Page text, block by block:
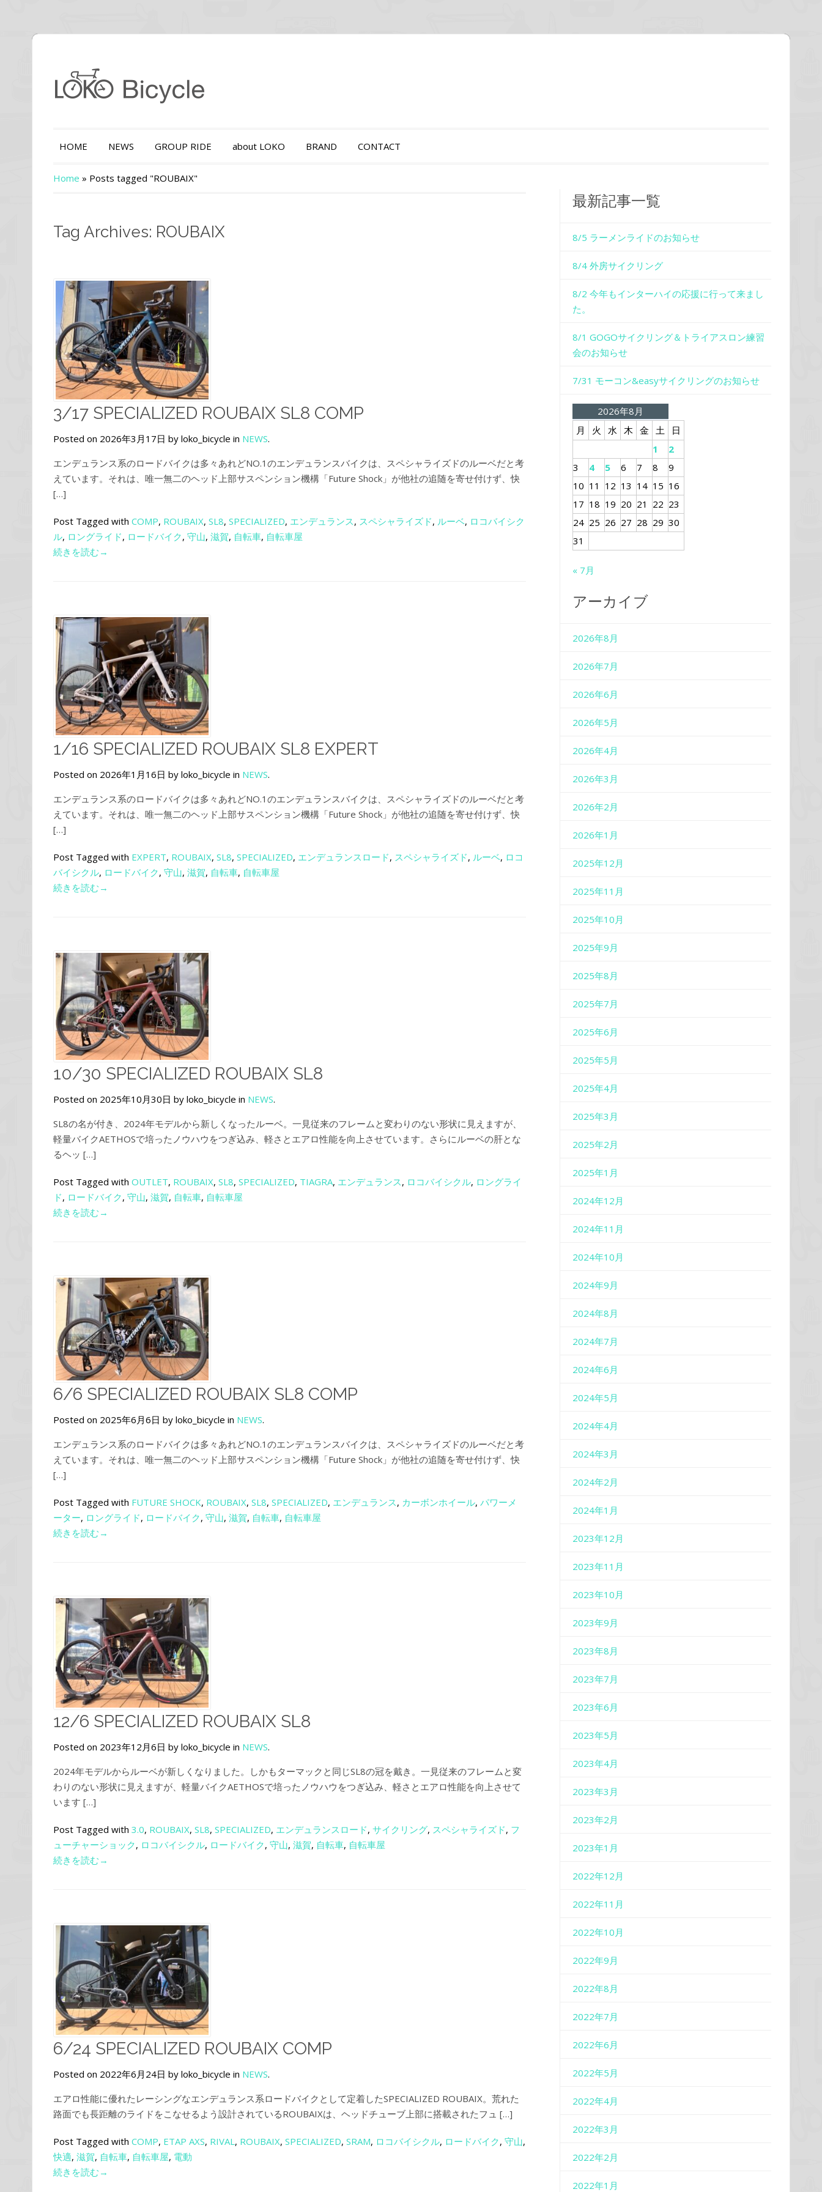
HOME NEWS GROUP RIDE about LOKO BRAND CONTACT
Home » Posts tagged "ROUBAIX"
Tag Archives: ROUBAIX
3/17 SPECIALIZED ROUBAIX SL8 COMP
Posted on 2026年3月17日 by loko_bicycle in NEWS.
エンデュランス系のロードバイクは多々あれどNO.1のエンデュランスバイクは、スペシャライズドのルーベだと考
えています。それは、唯一無二のヘッド上部サスペンション機構「Future Shock」が他社の追随を寄せ付けず、快
[…]
Post Tagged with COMP, ROUBAIX, SL8, SPECIALIZED, エンデュランス, スペシャライズド, ルーベ, ロコバイシク
ル, ロングライド, ロードバイク, 守山, 滋賀, 自転車, 自転車屋
続きを読む→
1/16 SPECIALIZED ROUBAIX SL8 EXPERT
Posted on 2026年1月16日 by loko_bicycle in NEWS.
エンデュランス系のロードバイクは多々あれどNO.1のエンデュランスバイクは、スペシャライズドのルーベだと考
えています。それは、唯一無二のヘッド上部サスペンション機構「Future Shock」が他社の追随を寄せ付けず、快
[…]
Post Tagged with EXPERT, ROUBAIX, SL8, SPECIALIZED, エンデュランスロード, スペシャライズド, ルーベ, ロコ
バイシクル, ロードバイク, 守山, 滋賀, 自転車, 自転車屋
続きを読む→
10/30 SPECIALIZED ROUBAIX SL8
Posted on 2025年10月30日 by loko_bicycle in NEWS.
SL8の名が付き、2024年モデルから新しくなったルーベ。一見従来のフレームと変わりのない形状に見えますが、
軽量バイクAETHOSで培ったノウハウをつぎ込み、軽さとエアロ性能を向上させています。さらにルーベの肝とな
るヘッ […]
Post Tagged with OUTLET, ROUBAIX, SL8, SPECIALIZED, TIAGRA, エンデュランス, ロコバイシクル, ロングライ
ド, ロードバイク, 守山, 滋賀, 自転車, 自転車屋
続きを読む→
6/6 SPECIALIZED ROUBAIX SL8 COMP
Posted on 2025年6月6日 by loko_bicycle in NEWS.
エンデュランス系のロードバイクは多々あれどNO.1のエンデュランスバイクは、スペシャライズドのルーベだと考
えています。それは、唯一無二のヘッド上部サスペンション機構「Future Shock」が他社の追随を寄せ付けず、快
[…]
Post Tagged with FUTURE SHOCK, ROUBAIX, SL8, SPECIALIZED, エンデュランス, カーボンホイール, パワーメ
ーター, ロングライド, ロードバイク, 守山, 滋賀, 自転車, 自転車屋
続きを読む→
12/6 SPECIALIZED ROUBAIX SL8
Posted on 2023年12月6日 by loko_bicycle in NEWS.
2024年モデルからルーベが新しくなりました。しかもターマックと同じSL8の冠を戴き。一見従来のフレームと変
わりのない形状に見えますが、軽量バイクAETHOSで培ったノウハウをつぎ込み、軽さとエアロ性能を向上させて
います […]
Post Tagged with 3.0, ROUBAIX, SL8, SPECIALIZED, エンデュランスロード, サイクリング, スペシャライズド, フ
ューチャーショック, ロコバイシクル, ロードバイク, 守山, 滋賀, 自転車, 自転車屋
続きを読む→
6/24 SPECIALIZED ROUBAIX COMP
Posted on 2022年6月24日 by loko_bicycle in NEWS.
エアロ性能に優れたレーシングなエンデュランス系ロードバイクとして定着したSPECIALIZED ROUBAIX。荒れた
路面でも長距離のライドをこなせるよう設計されているROUBAIXは、ヘッドチューブ上部に搭載されたフュ […]
Post Tagged with COMP, ETAP AXS, RIVAL, ROUBAIX, SPECIALIZED, SRAM, ロコバイシクル, ロードバイク, 守山,
快適, 滋賀, 自転車, 自転車屋, 電動
続きを読む→
最新記事一覧
8/5 ラーメンライドのお知らせ
8/4 外房サイクリング
8/2 今年もインターハイの応援に行って来まし
た。
8/1 GOGOサイクリング＆トライアスロン練習
会のお知らせ
7/31 モーコン&easyサイクリングのお知らせ
2026年8月
月
火 水 木 金 土
日
1
2
3
4 5 6 7 8
9
10 11 12 13 14 15 16
17 18 19 20 21 22 23
24 25 26 27 28 29 30
31
« 7月
アーカイブ
2026年8月
2026年7月
2026年6月
2026年5月
2026年4月
2026年3月
2026年2月
2026年1月
2025年12月
2025年11月
2025年10月
2025年9月
2025年8月
2025年7月
2025年6月
2025年5月
2025年4月
2025年3月
2025年2月
2025年1月
2024年12月
2024年11月
2024年10月
2024年9月
2024年8月
2024年7月
2024年6月
2024年5月
2024年4月
2024年3月
2024年2月
2024年1月
2023年12月
2023年11月
2023年10月
2023年9月
2023年8月
2023年7月
2023年6月
2023年5月
2023年4月
2023年3月
2023年2月
2023年1月
2022年12月
2022年11月
2022年10月
2022年9月
2022年8月
2022年7月
2022年6月
2022年5月
2022年4月
2022年3月
2022年2月
2022年1月